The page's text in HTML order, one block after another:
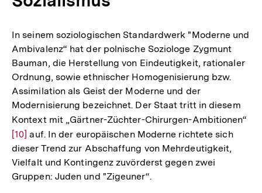
In seinem soziologischen Standardwerk "Moderne und
Ambivalenz“ hat der polnische Soziologe Zygmunt
Bauman, die Herstellung von Eindeutigkeit, rationaler
Ordnung, sowie ethnischer Homogenisierung bzw.
Assimilation als Geist der Moderne und der
Modernisierung bezeichnet. Der Staat tritt in diesem
Kontext mit „Gärtner-Züchter-Chirurgen-Ambitionen“
[10] auf. In der europäischen Moderne richtete sich
dieser Trend zur Abschaffung von Mehrdeutigkeit,
Vielfalt und Kontingenz zuvörderst gegen zwei
Gruppen: Juden und "Zigeuner“.